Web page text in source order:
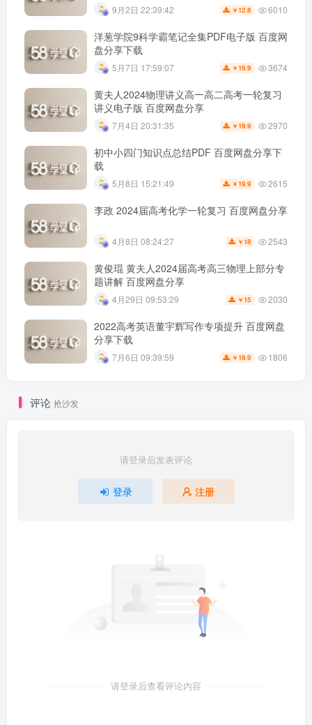
9月2日 22:39:42 ￥ 12.8 6010
洋葱学院9科学霸笔记全集PDF电子版 百度网
盘分享下载
5月7日 17:59:07 ￥ 19.9 3674
黄夫人2024物理讲义高一高二高考一轮复习
讲义电子版 百度网盘分享
7月4日 20:31:35 ￥ 19.9 2970
初中小四门知识点总结PDF 百度网盘分享下
载
5月8日 15:21:49 ￥ 19.9 2615
李政 2024届高考化学一轮复习 百度网盘分享
4月8日 08:24:27 ￥ 18 2543
黄俊琨 黄夫人2024届高考高三物理上部分专
题讲解 百度网盘分享
4月29日 09:53:29 ￥ 15 2030
2022高考英语董宇辉写作专项提升 百度网盘
分享下载
7月6日 09:39:59 ￥ 19.9 1806
评论 抢沙发
请登录后发表评论
登录 注册
请登录后查看评论内容